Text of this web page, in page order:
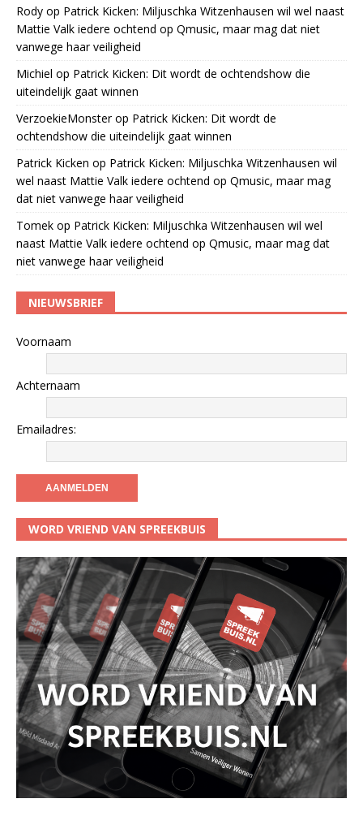
Rody op Patrick Kicken: Miljuschka Witzenhausen wil wel naast
Mattie Valk iedere ochtend op Qmusic, maar mag dat niet
vanwege haar veiligheid
Michiel op Patrick Kicken: Dit wordt de ochtendshow die
uiteindelijk gaat winnen
VerzoekieMonsterop Patrick Kicken: Dit wordt de
ochtendshow die uiteindelijk gaat winnen
Patrick Kicken op Patrick Kicken: Miljuschka Witzenhausen wil
wel naast Mattie Valk iedere ochtend op Qmusic, maar mag
dat niet vanwege haar veiligheid
Tomek op Patrick Kicken: Miljuschka Witzenhausen wil wel
naast Mattie Valk iedere ochtend op Qmusic, maar mag dat
niet vanwege haar veiligheid
NIEUWSBRIEF
Voornaam
Achternaam
Emailadres:
WORD VRIEND VAN SPREEKBUIS